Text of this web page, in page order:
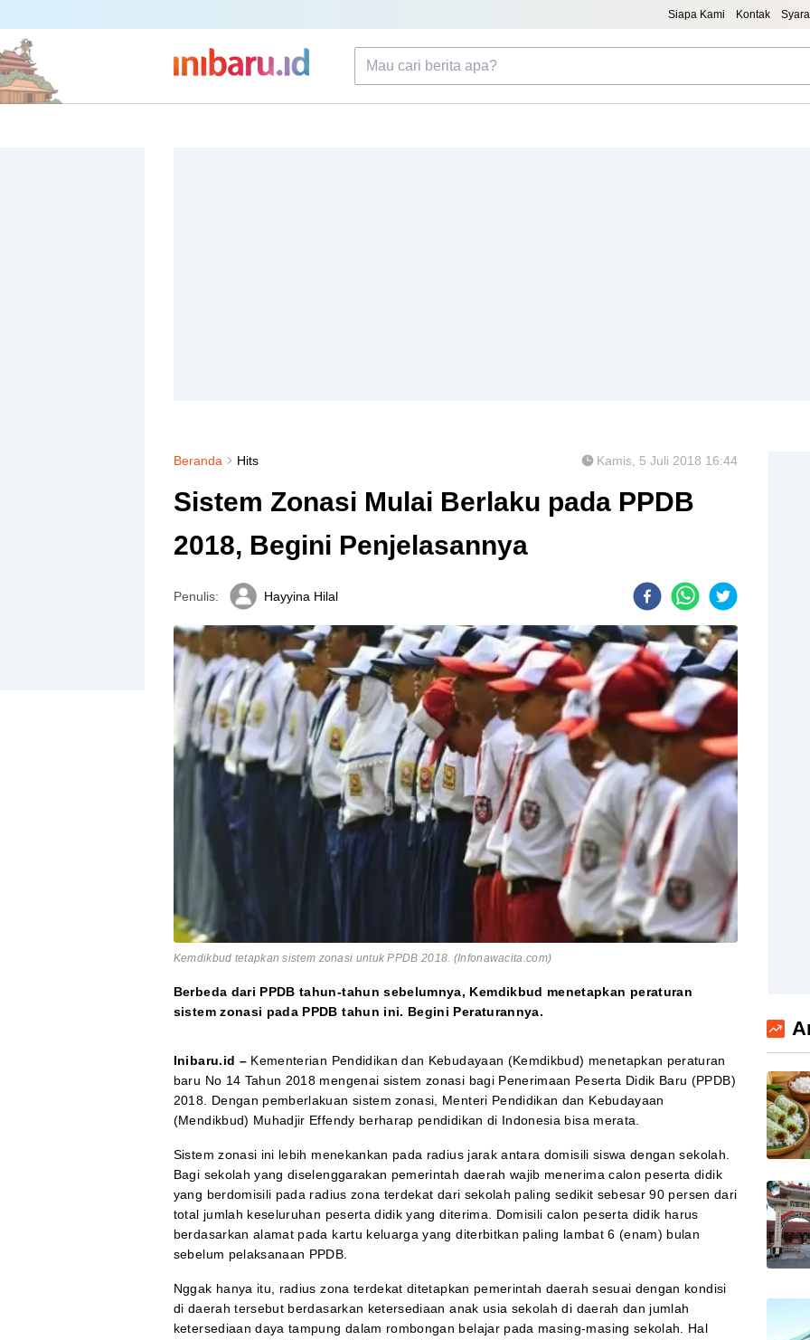
Siapa Kami Kontak
Beranda Hits Kamis, 5 Juli 2018 16:44
Sistem Zonasi Mulai Berlaku pada PPDB
2018, Begini Penjelasannya
Penulis: Hayyina Hilal
Kemdikbud tetapkan sistem zonasi untuk PPDB 2018. (Infonawacita.com)
Berbeda dari PPDB tahun-tahun sebelumnya, Kemdikbud menetapkan peraturan
sistem zonasi pada PPDB tahun ini. Begini Peraturannya.
Inibaru.id – Kementerian Pendidikan dan Kebudayaan (Kemdikbud) menetapkan peraturan
baru No 14 Tahun 2018 mengenai sistem zonasi bagi Penerimaan Peserta Didik Baru (PPDB)
2018. Dengan pemberlakuan sistem zonasi, Menteri Pendidikan dan Kebudayaan
(Mendikbud) Muhadjir Effendy berharap pendidikan di Indonesia bisa merata.
Sistem zonasi ini lebih menekankan pada radius jarak antara domisili siswa dengan sekolah.
Bagi sekolah yang diselenggarakan pemerintah daerah wajib menerima calon peserta didik
yang berdomisili pada radius zona terdekat dari sekolah paling sedikit sebesar 90 persen dari
total jumlah keseluruhan peserta didik yang diterima. Domisili calon peserta didik harus
berdasarkan alamat pada kartu keluarga yang diterbitkan paling lambat 6 (enam) bulan
sebelum pelaksanaan PPDB.
Nggak hanya itu, radius zona terdekat ditetapkan pemerintah daerah sesuai dengan kondisi
di daerah tersebut berdasarkan ketersediaan anak usia sekolah di daerah dan jumlah
ketersediaan daya tampung dalam rombongan belajar pada masing-masing sekolah. Hal